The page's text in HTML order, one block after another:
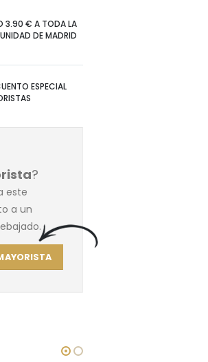
3.90 € A TODA LA
DE MADRID
ESPECIAL
?
este
a un